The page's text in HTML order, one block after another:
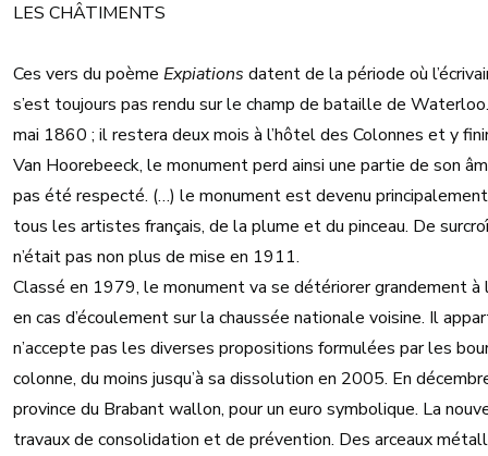
LES CHÂTIMENTS
Ces vers du poème Expiations datent de la période où
s’est toujours pas rendu sur le champ de bataille de
mai 1860 ; il restera deux mois à l’hôtel des Colonnes et y
Van Hoorebeeck, le monument perd ainsi une partie de son
pas été respecté. (…) le monument est devenu principalement
tous les artistes français, de la plume et du pinceau. De
n’était pas non plus de mise en 1911.
Classé en 1979, le monument va se détériorer grandement à
en cas d’écoulement sur la chaussée nationale voisine. Il
n’accepte pas les diverses propositions formulées par les
colonne, du moins jusqu’à sa dissolution en 2005. En
province du Brabant wallon, pour un euro symbolique. La
travaux de consolidation et de prévention. Des arceaux